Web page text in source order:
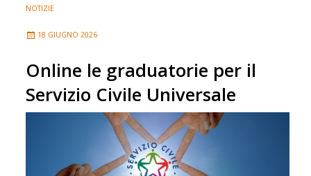
NOTIZIE
18 GIUGNO 2026
Online le graduatorie per il
Servizio Civile Universale